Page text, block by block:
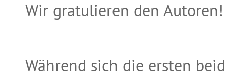
Wir gratulieren den Autoren!
Während sich die ersten